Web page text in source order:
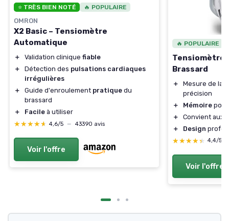
⭐ TRÈS BIEN NOTÉ 🔥 POPULAIRE
OMRON
X2 Basic – Tensiomètre
Automatique
＋ Validation clinique fiable
＋
Détection des pulsations cardiaques
irrégulières
＋
Guide d'enroulement pratique du
brassard
＋
Facile à utiliser
★★★★★
★★★★★ 4,6/5 — 43390 avis
Voir l'offre
🔥 POPULAIRE
Tensiomètre
Brassard
＋ Mesure de la
précision
＋
Mémoire
＋
Convient aux
＋
Design
★★★★★
★★★★★ 4,4/5
Voir l'offre